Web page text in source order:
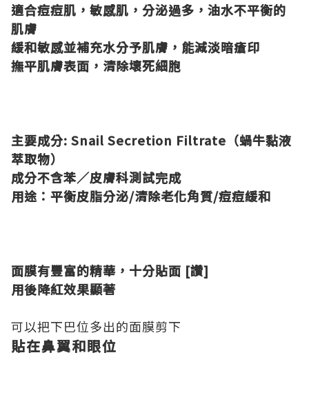
適合痘痘肌，敏感肌，分泌過多，油水不平衡的
肌膚
緩和敏感並補充水分予肌膚，能減淡暗瘡印
撫平肌膚表面，清除壞死細胞
主要成分: Snail Secretion Filtrate（蝸牛黏液
萃取物）
成分不含苯／皮膚科測試完成
用途：平衡皮脂分泌/清除老化角質/痘痘緩和
面膜有豐富的精華， 十分貼面 [讚]
用後降紅效果顯著
可以把下巴位多出的面膜剪下
貼在鼻翼和眼位